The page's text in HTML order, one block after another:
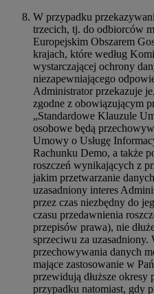
W przypadku
trzecich, tj. do odbiorców
Europejskim Obszarem
krajach, które według
wystarczającej ochrony
niezapewniającego
Administrator przekazuje
zgodne z obowiązującym
„Standardowe Klauzule
osobowe będą
Umowy o Usługę
Rachunku Demo, a także
roszczeń wynikających z
jakim przetwarzanie
uzasadniony interes
przez czas niezbędny do
czasu przedawnienia
przepisów prawa), nie
sprzeciwu za uzasadniony.
przechowywania danych
mające zastosowanie w
przewidują dłuższe
przypadku natomiast, gdy